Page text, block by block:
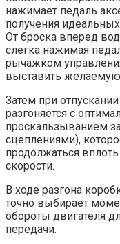
нажимает педаль
получения
От броска вперед
слегка нажимая
рычажком
выставить желаемую
Затем при
разгоняется с
проскальзыванием
сцеплениями),
продолжаться
скорости.
В ходе разгона
точно выбирает
обороты двигателя
передачи.